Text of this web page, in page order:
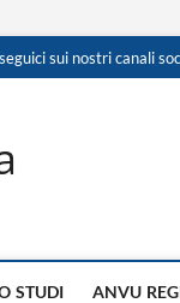
sui nostri canali
STUDI ANVU